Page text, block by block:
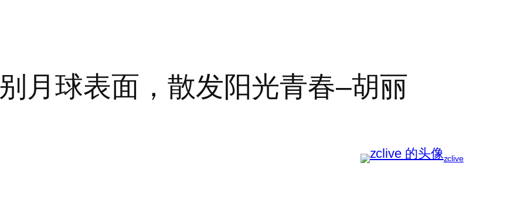
月球表面，散发阳光青春–胡丽
zclive